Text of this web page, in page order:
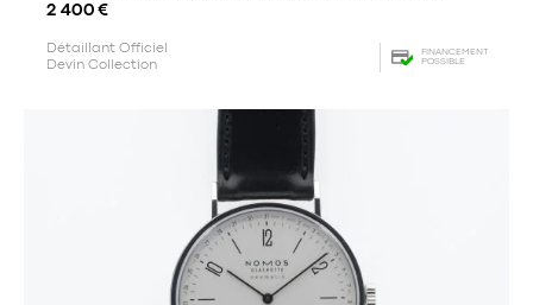
2 400 €
Détaillant Officiel
Devin Collection
FINANCEMENT
POSSIBLE